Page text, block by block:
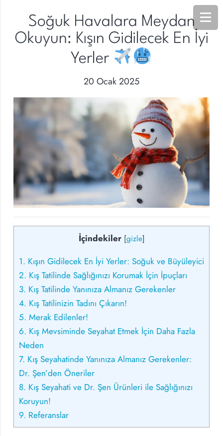
Soğuk Havalara Meydan
Okuyun: Kışın Gidilecek En İyi
Yerler
20 Ocak 2025
İçindekiler [gizle]
1. Kışın Gidilecek En İyi Yerler: Soğuk ve Büyüleyici
2. Kış Tatilinde Sağlığınızı Korumak İçin İpuçları
3. Kış Tatilinde Yanınıza Almanız Gerekenler
4. Kış Tatilinizin Tadını Çıkarın!
5. Merak Edilenler!
6. Kış Mevsiminde Seyahat Etmek İçin Daha Fazla
Neden
7. Kış Seyahatinde Yanınıza Almanız Gerekenler:
Dr. Şen’den Öneriler
8. Kış Seyahati ve Dr. Şen Ürünleri ile Sağlığınızı
Koruyun!
9. Referanslar